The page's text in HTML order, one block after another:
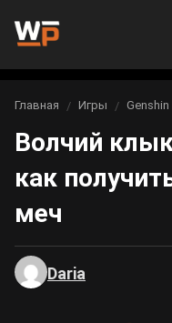
Новости
Новости Genshin
Новости Honkai:
Новости Zenless
Игры
Genshin Impact
Neverness to
Билды
Билды Genshin
Билды Honkai:
Интересное
Рейтинги
Вы здесь:
Главная Игры
Волчий
как
меч
Daria